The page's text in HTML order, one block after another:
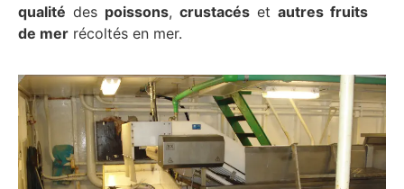
qualité des poissons, crustacés et autres fruits
de mer récoltés en mer.